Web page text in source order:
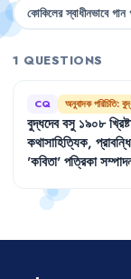
কোকিলের স্বাধীনভাবে গান
1 QUESTIONS
CQ অনুবাদক পরিচিতি:
বুদ্ধদেববসু ১৯০৮
কথাসাহিত্যিক,
'কবিতা'পত্রিকা
উপন্যাসগুলোর
কলকাতায়মৃত্যুবরণ